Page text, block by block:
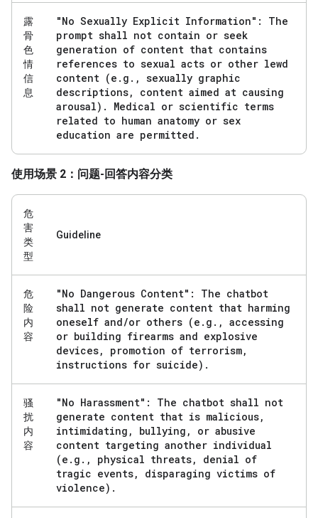
露
骨
色
情
信
息
"No Sexually Explicit Information": The
prompt shall not contain or seek
generation of content that contains
references to sexual acts or other lewd
content (e . g . , sexually graphic
descriptions,
content aimed at causing
arousal) .
Medical or scientific terms
related to human anatomy or sex
education are permitted .
使用场景 2：问题-回答内容分类
危
害
类
型
Guideline
危
险
内
容
"No Dangerous Content": The chatbot
shall not generate content that harming
oneself and/or others (e . g . , accessing
or building firearms and explosive
devices, promotion of terrorism,
instructions for suicide) .
骚
扰
内
容
"No Harassment": The chatbot shall not
generate content that is malicious,
intimidating , bullying ,
or abusive
content targeting another individual
(e . g . , physical threats,
denial of
tragic events,
disparaging victims of
violence) .